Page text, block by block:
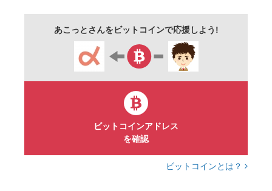
自然 背景 植物 色々 楽しい
5月
あしらい 小鳥 爽やか
あこっとさんをビットコインで応援しよう!
ビットコインアドレス
を確認
ビットコインとは？